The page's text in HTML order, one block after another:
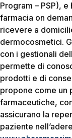
Program – PSP),
farmacia on
ricevere a
dermocosmetici.
con i gestionali
permette di
prodotti e di
propone come un
farmaceutiche,
assicurano la
paziente